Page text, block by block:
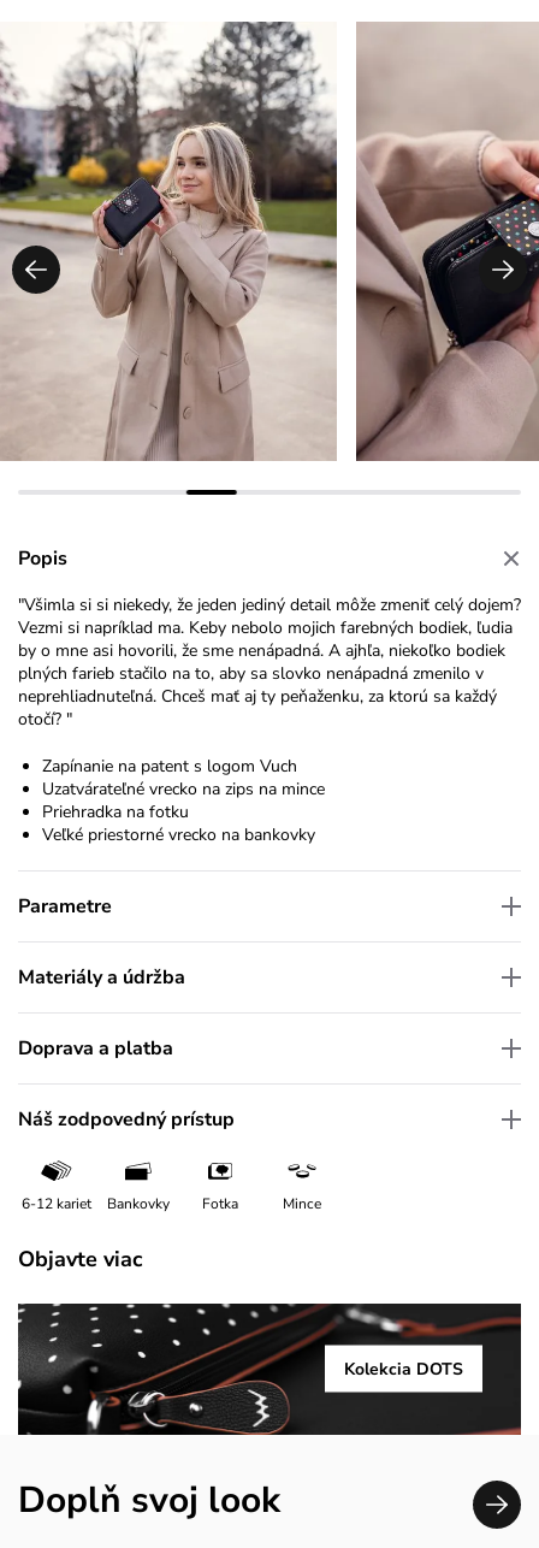
Popis
"Všimla si si niekedy, že jeden jediný detail môže zmeniť celý dojem?
Vezmi si napríklad ma. Keby nebolo mojich farebných bodiek, ľudia
by o mne asi hovorili, že sme nenápadná. A ajhľa, niekoľko bodiek
plných farieb stačilo na to, aby sa slovko nenápadná zmenilo v
neprehliadnuteľná. Chceš mať aj ty peňaženku, za ktorú sa každý
otočí? "
Zapínanie na patent s logom Vuch
Uzatvárateľné vrecko na zips na mince
Priehradka na fotku
Veľké priestorné vrecko na bankovky
Parametre
Materiály a údržba
Doprava a platba
Náš zodpovedný prístup
6-12 kariet Bankovky Fotka Mince
Objavte viac
Kolekcia DOTS
Doplň svoj look